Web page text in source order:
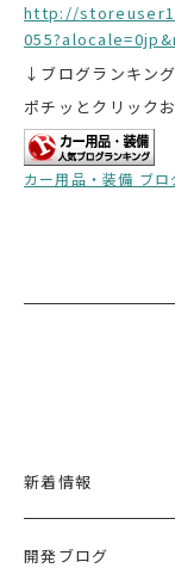
http://
↓ブログランキン
ポチッとクリック
カー用品・装備 ブ
新着情報
開発ブログ